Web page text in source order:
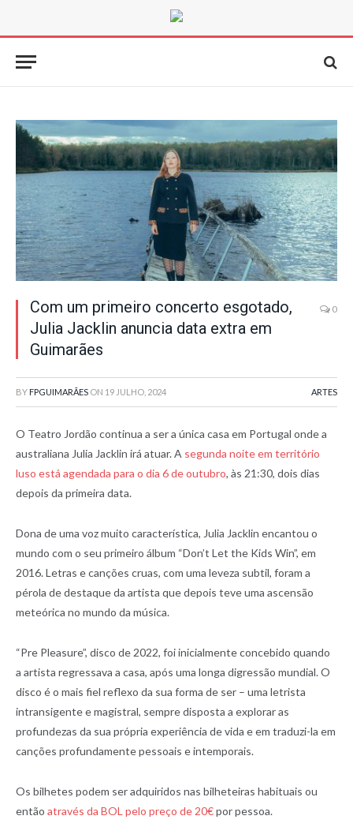
Com um primeiro concerto esgotado,
Julia Jacklin anuncia data extra em
Guimarães
0
BY FPGUIMARÃES ON 19 JULHO, 2024 ARTES
O Teatro Jordão continua a ser a única casa em Portugal onde a
australiana Julia Jacklin irá atuar. A segunda noite em território
luso está agendada para o dia 6 de outubro, às 21:30, dois dias
depois da primeira data.
Dona de uma voz muito característica, Julia Jacklin encantou o
mundo com o seu primeiro álbum “Don’t Let the Kids Win”, em
2016. Letras e canções cruas, com uma leveza subtil, foram a
pérola de destaque da artista que depois teve uma ascensão
meteórica no mundo da música.
“Pre Pleasure”, disco de 2022, foi inicialmente concebido quando
a artista regressava a casa, após uma longa digressão mundial. O
disco é o mais fiel reflexo da sua forma de ser – uma letrista
intransigente e magistral, sempre disposta a explorar as
profundezas da sua própria experiência de vida e em traduzi-la em
canções profundamente pessoais e intemporais.
Os bilhetes podem ser adquiridos nas bilheteiras habituais ou
então através da BOL pelo preço de 20€por pessoa.